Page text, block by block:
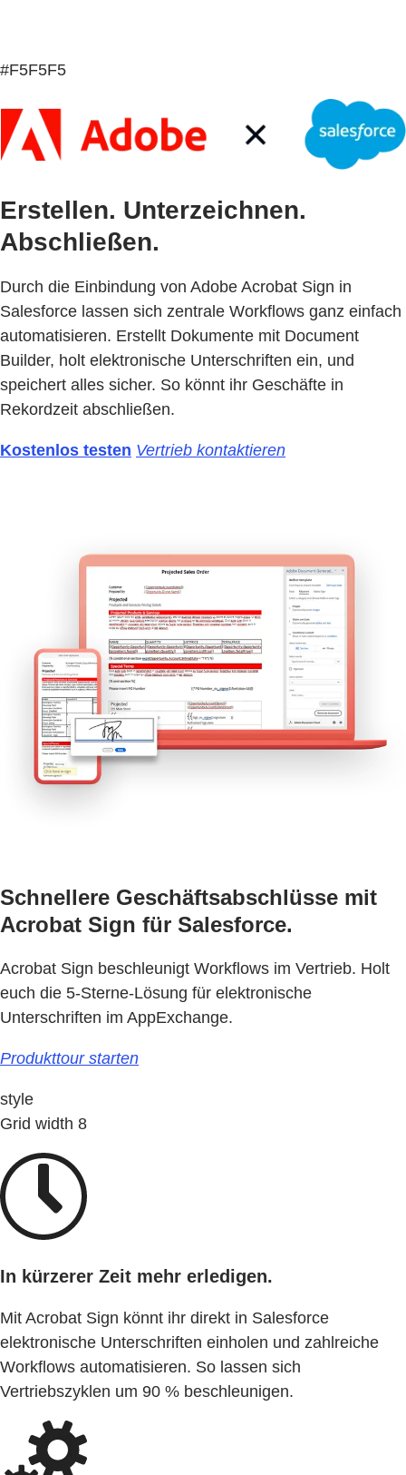
#F5F5F5
Erstellen. Unterzeichnen.
Abschließen.
Durch die Einbindung von Adobe Acrobat Sign in
Salesforce lassen sich zentrale Workflows ganz einfach
automatisieren. Erstellt Dokumente mit Document
Builder, holt elektronische Unterschriften ein, und
speichert alles sicher. So könnt ihr Geschäfte in
Rekordzeit abschließen.
Kostenlos testen Vertrieb kontaktieren
Schnellere Geschäftsabschlüsse mit
Acrobat Sign für Salesforce.
Acrobat Sign beschleunigt Workflows im Vertrieb. Holt
euch die 5-Sterne-Lösung für elektronische
Unterschriften im AppExchange.
Produkttour starten
style
Grid width 8
In kürzerer Zeit mehr erledigen.
Mit Acrobat Sign könnt ihr direkt in Salesforce
elektronische Unterschriften einholen und zahlreiche
Workflows automatisieren. So lassen sich
Vertriebszyklen um 90 % beschleunigen.